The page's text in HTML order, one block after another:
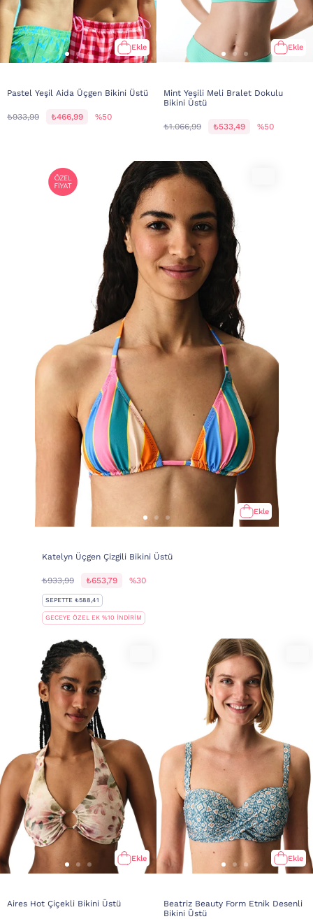
Ekle
Pastel Yeşil Aida Üçgen Bikini Üstü
₺933,99 ₺466,99 %50
Ekle
Mint Yeşili Meli Bralet Dokulu
Bikini Üstü
₺1.066,99 ₺533,49 %50
Ekle
Katelyn Üçgen Çizgili Bikini Üstü
₺933,99 ₺653,79 %30
SEPETTE ₺588,41
GECEYE ÖZEL EK %10 İNDİRİM
Ekle
Aires Hot Çiçekli Bikini Üstü
Ekle
Beatriz Beauty Form Etnik Desenli
Bikini Üstü